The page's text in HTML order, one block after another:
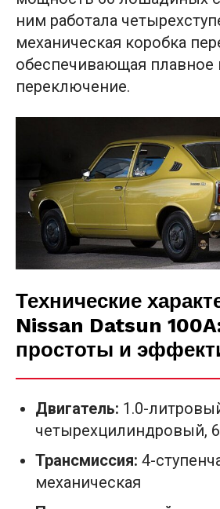
ним работала
механическая коробка
обеспечивающая плавное
переключение.
Технические
Nissan Datsun
простоты и
Двигатель: 1.0-
четырехцилиндровый,
Трансмиссия: 4-
механическая